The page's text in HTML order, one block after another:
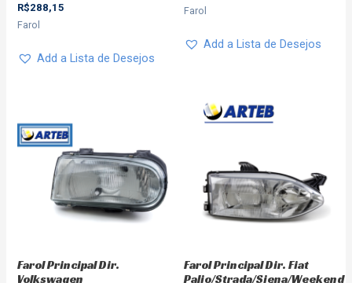
R$288,15
Farol
Add a Lista de Desejos
Farol
Add a Lista de Desejos
Farol Principal Dir.
Volkswagen
Farol Principal Dir. Fiat
Palio/Strada/Siena/Weekend